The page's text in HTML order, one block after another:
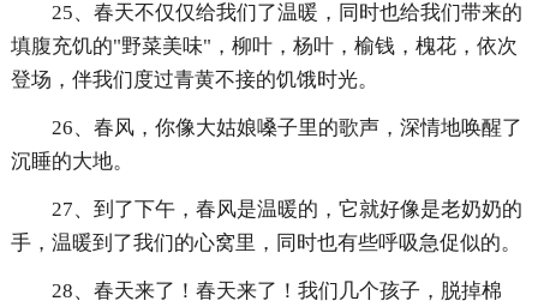
25、春天不仅仅给我们了温暖，同时也给我们带来的
填腹充饥的"野菜美味"，柳叶，杨叶，榆钱，槐花，依次
登场，伴我们度过青黄不接的饥饿时光。
26、春风，你像大姑娘嗓子里的歌声，深情地唤醒了
沉睡的大地。
27、到了下午，春风是温暖的，它就好像是老奶奶的
手，温暖到了我们的心窝里，同时也有些呼吸急促似的。
28、春天来了！春天来了！我们几个孩子，脱掉棉